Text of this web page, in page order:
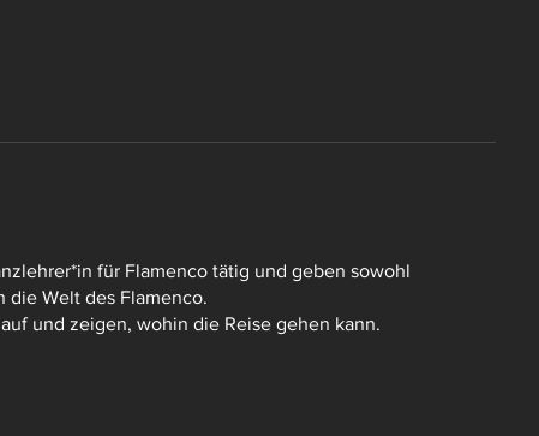
für Flamenco tätig und geben sowohl
die Welt des Flamenco.
und zeigen, wohin die Reise gehen kann.